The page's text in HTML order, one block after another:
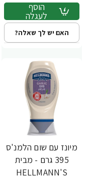
הוסף
לעגלה
האם יש לך שאלה?
מיונז עם שום הלמנ'ס
395 גרם - מבית
HELLMANN'S